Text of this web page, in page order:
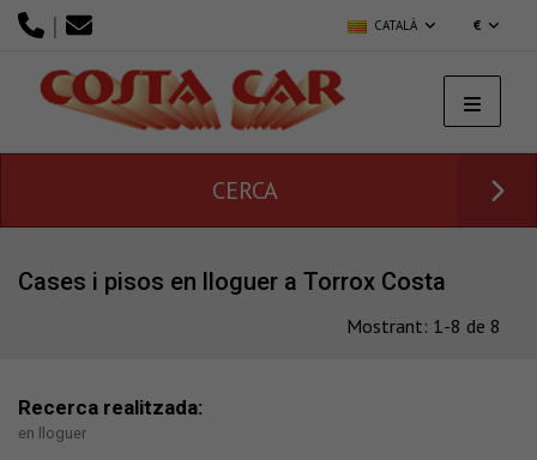
| CATALÀ €
CERCA
Cases i pisos en lloguer a Torrox Costa
Mostrant: 1-8 de 8
Recerca realitzada:
en lloguer